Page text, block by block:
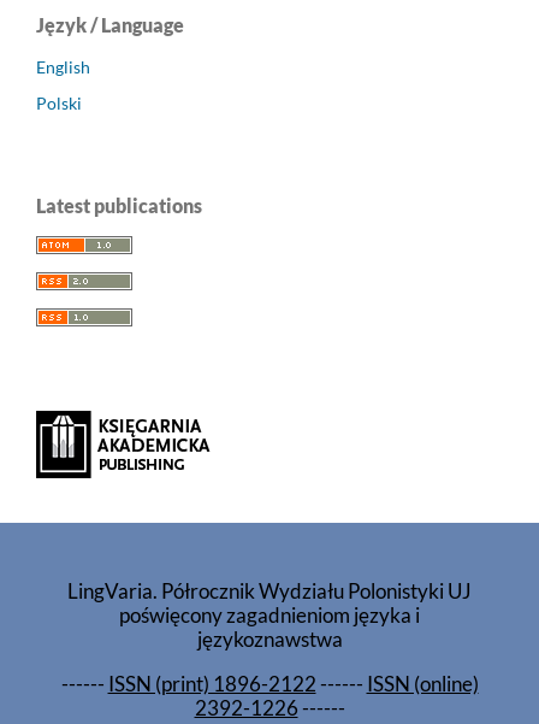
Język / Language
English
Polski
Latest publications
LingVaria. Półrocznik Wydziału Polonistyki UJ
poświęcony zagadnieniom języka i
językoznawstwa
------ ISSN (print) 1896-2122------ ISSN (online)
2392-1226------